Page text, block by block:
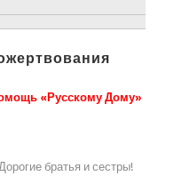
«Русскому Дому»
Дорогие братья и сестры!